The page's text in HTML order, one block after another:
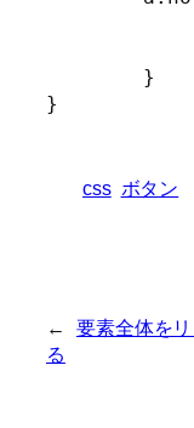
}
}
css ボタン
←
要素全体を
る